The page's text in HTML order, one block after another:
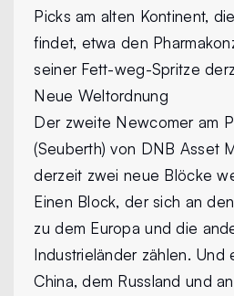
Picks am alten Kontinent,
findet, etwa den
seiner Fett-weg-Spritze
Neue Weltordnung
Der zweite Newcomer am
(Seuberth) von DNB Asset
derzeit zwei neue Blöcke
Einen Block, der sich an
zu dem Europa und die
Industrieländer zählen. Und
China, dem Russland und